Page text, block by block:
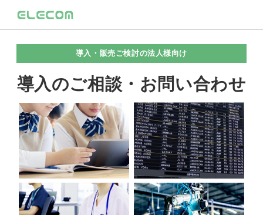
導入・販売ご検討の法人様向け
導入のご相談・お問い合わせ